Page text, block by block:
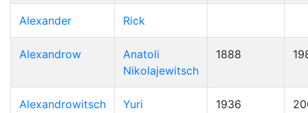
Alexander Rick
Alexandrow
Anatoli
Nikolajewitsch
1888
Alexandrowitsch
Yuri 1936